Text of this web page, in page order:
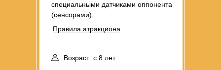
Правила атракциона
специальными датчиками оппонента
(сенсорами).
Возраст: с 8 лет